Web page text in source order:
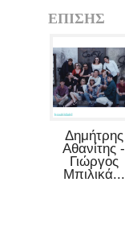
ΕΠΙΣΗΣ
Δημήτρης
Αθανίτης -
Γιώργος
Μπιλικά...